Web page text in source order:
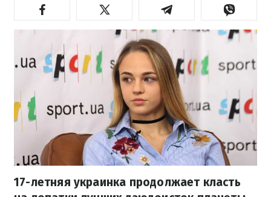
17-летняя украинка продолжает класть